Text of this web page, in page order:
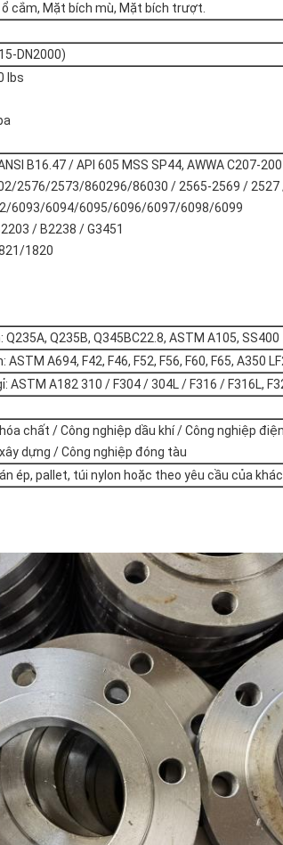
ổ cắm, Mặt bích mù, Mặt bích trượt.
DN2000)
lbs
B16.47 / API 605 MSS SP44, AWWA C207-
2576/2573/860296/86030 / 2565-2569 / 2527
6093/6094/6095/6096/6097/6098/6099
/ B2238 / G3451
1820
Q235B, Q345BC22.8, ASTM A105, SS400
ASTM A694, F42, F46, F52, F56, F60, F65, A350
ASTM A182 310 / F304 / 304L / F316 / F316L,
chất / Công nghiệp dầu khí / Công nghiệp
dựng / Công nghiệp đóng tàu
ép, pallet, túi nylon hoặc theo yêu cầu của